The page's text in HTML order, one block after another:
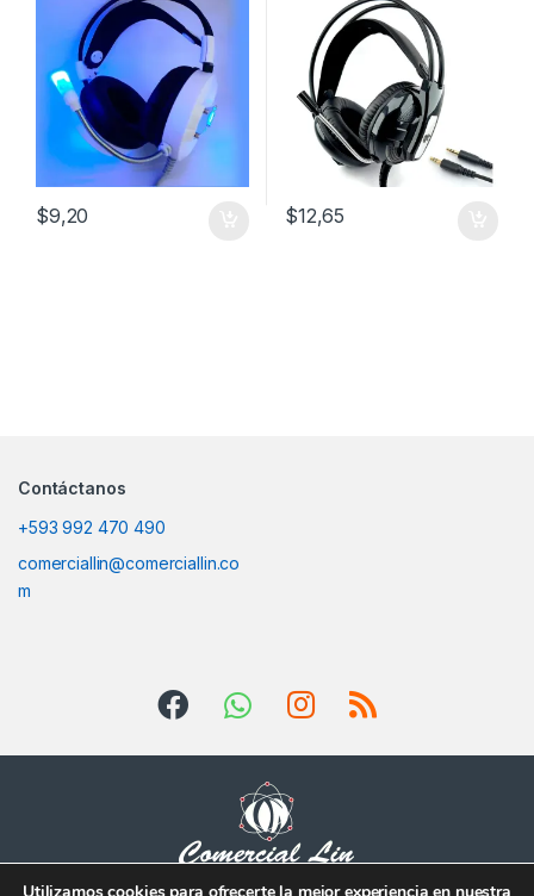
$9,20 $12,65
Contáctanos
+593 992 470 490
comerciallin@comerciallin.co
m